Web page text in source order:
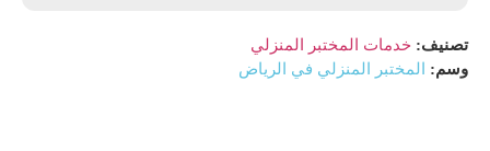
تصنيف: خدمات المختبر المنزلي
وسم:
المختبر المنزلي في الرياض